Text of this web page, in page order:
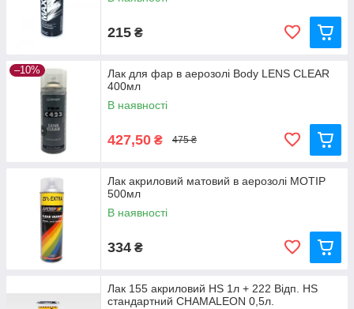
215 ₴
–10%
Лак для фар в аерозолі Body LENS CLEAR
400мл
В наявності
427,50 ₴ 475 ₴
Лак акриловий матовий в аерозолі MOTIP
500мл
В наявності
334 ₴
Лак 155 акриловий HS 1л + 222 Відп. HS
стандартний CHAMALEON 0,5л.